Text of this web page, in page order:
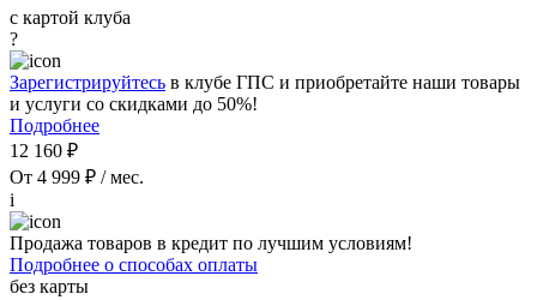
с картой клуба
?
Зарегистрируйтесь в клубе ГПС и приобретайте наши товары
и услуги со скидками до 50%!
Подробнее
12 160 ₽
От 4 999 ₽ / мес.
i
Продажа товаров в кредит по лучшим условиям!
Подробнее о способах оплаты
без карты